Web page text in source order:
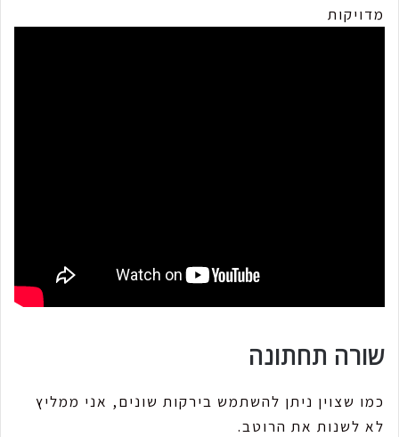
מדויקות
שורה תחתונה
כמו שצוין ניתן להשתמש בירקות שונים, אני ממליץ
לא לשנות את הרוטב.